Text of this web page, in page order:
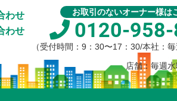
わせ
わせ
お取引のないオーナー様は
0120-
（受付時間：9：30〜17：30/本社：
店舗：毎週水